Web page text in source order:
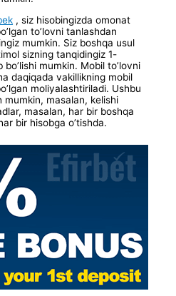
, siz hisobingizda omonat
to’lovni tanlashdan
mumkin. Siz boshqa usul
sizning tanqidingiz 1-
mumkin. Mobil to’lovni
daqiqada vakillikning mobil
moliyalashtiriladi. Ushbu
masalan, kelishi
masalan, har bir boshqa
bir hisobga o’tishda.